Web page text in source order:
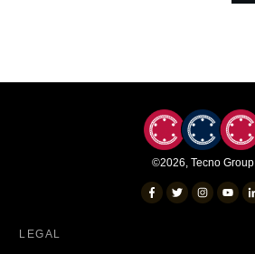
©2026, Tecno Group
LEGAL